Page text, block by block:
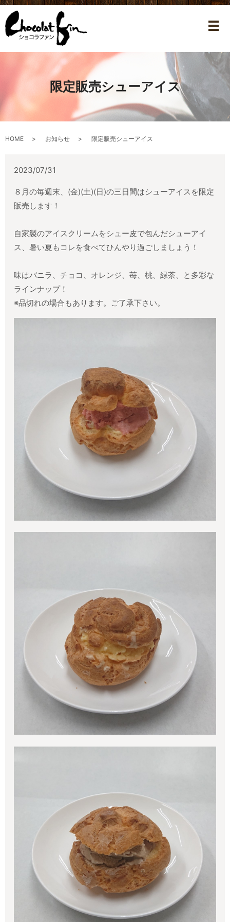
メ
限定販売シューアイス
HOME お知らせ 限定販売シューアイス
2023/07/31
８月の毎週末、(金)(土)(日)の三日間はシューアイスを限定
販売します！
自家製のアイスクリームをシュー皮で包んだシューアイ
ス、暑い夏もコレを食べてひんやり過ごしましょう！
味はバニラ、チョコ、オレンジ、苺、桃、緑茶、と多彩な
ラインナップ！
※品切れの場合もあります。ご了承下さい。